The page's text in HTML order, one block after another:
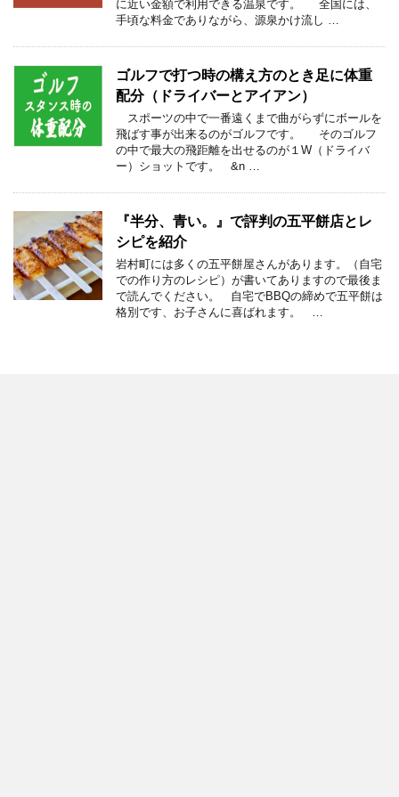
に近い金額で利用できる温泉です。 全国には、
手頃な料金でありながら、源泉かけ流し …
ゴルフで打つ時の構え方のとき足に体重
配分（ドライバーとアイアン）
スポーツの中で一番遠くまで曲がらずにボールを
飛ばす事が出来るのがゴルフです。 そのゴルフ
の中で最大の飛距離を出せるのが１W（ドライバ
ー）ショットです。 &n …
『半分、青い。』で評判の五平餅店とレ
シピを紹介
岩村町には多くの五平餅屋さんがあります。（自宅
での作り方のレシピ）が書いてありますので最後ま
で読んでください。 自宅でBBQの締めで五平餅は
格別です、お子さんに喜ばれます。 …